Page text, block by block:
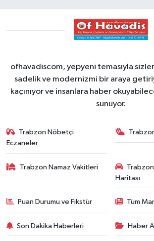
ofhavadiscom, yepyeni temasıyla
sadelik ve modernizmi bir araya
kaçınıyor ve insanlara haber
sunuyor.
Trabzon Nöbetçi
Eczaneler
Trabzon Namaz Vakitleri
Haritası
Puan Durumu ve Fikstür Tüm
Son Dakika Haberleri Haber